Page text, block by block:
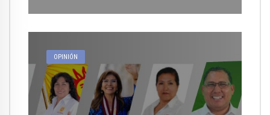
OPINIÓN